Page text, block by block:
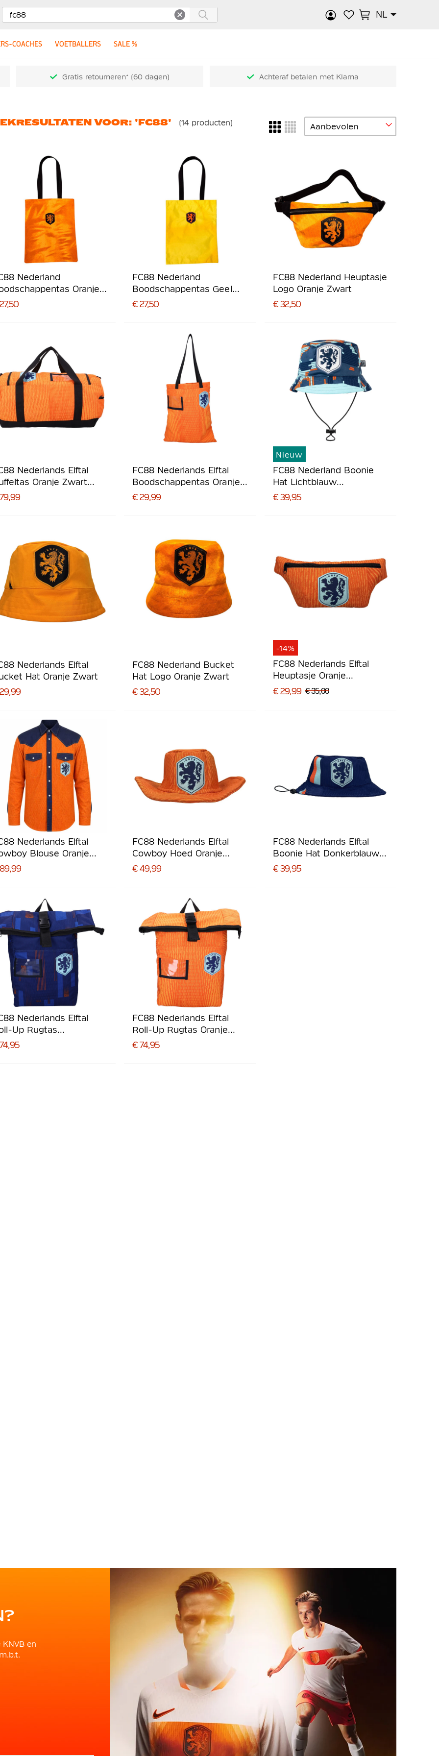
Opschonen
NL
COACHES VOETBALLERS SALE %
Gratis retourneren* (60 dagen) Achteraf betalen met Klarna
VOOR: 'FC88' (14 producten)
Nederland
Oranje
FC88 Nederland
Boodschappentas Geel
Oranje Zwart
€ 27,50
FC88 Nederland Heuptasje
Logo Oranje Zwart
€ 32,50
Nederlands Elftal
Oranje Zwart
FC88 Nederlands Elftal
Boodschappentas Oranje
Zwart Lichtblauw
€ 29,99
Nieuw
FC88 Nederland Boonie
Hat Lichtblauw
Donkerblauw Oranje
€ 39,95
Nederlands Elftal
Hat Oranje Zwart
FC88 Nederland Bucket
Hat Logo Oranje Zwart
€ 32,50
-14%
FC88 Nederlands Elftal
Heuptasje Oranje
Lichtblauw Donkerblauw
€ 29,99 € 35,00
Nederlands Elftal
Blouse Oranje
Lichtblauw
FC88 Nederlands Elftal
Cowboy Hoed Oranje
Lichtblauw Donkerblauw
€ 49,99
FC88 Nederlands Elftal
Boonie Hat Donkerblauw
Lichtblauw Oranje
€ 39,95
Nederlands Elftal
Up Rugtas
Zwart
FC88 Nederlands Elftal
Roll-Up Rugtas Oranje
Zwart Lichtblauw
€ 74,95
en